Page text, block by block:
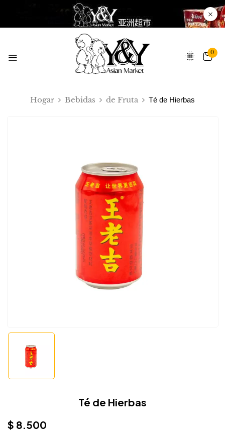
0
Hogar Bebidas de Fruta Té de Hierbas
Té de Hierbas
$ 8.500